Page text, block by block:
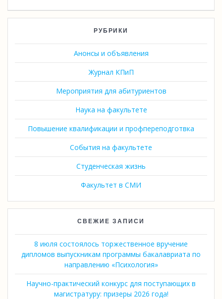
РУБРИКИ
Анонсы и объявления
Журнал КПиП
Мероприятия для абитуриентов
Наука на факультете
Повышение квалификации и профпереподготвка
События на факультете
Студенческая жизнь
Факультет в СМИ
СВЕЖИЕ ЗАПИСИ
8 июля состоялось торжественное вручение
дипломов выпускникам программы бакалавриата по
направлению «Психология»
Научно-практический конкурс для поступающих в
магистратуру: призеры 2026 года!